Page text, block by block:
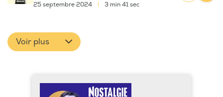
25 septembre 2024 3 min 41 sec
Voir plus